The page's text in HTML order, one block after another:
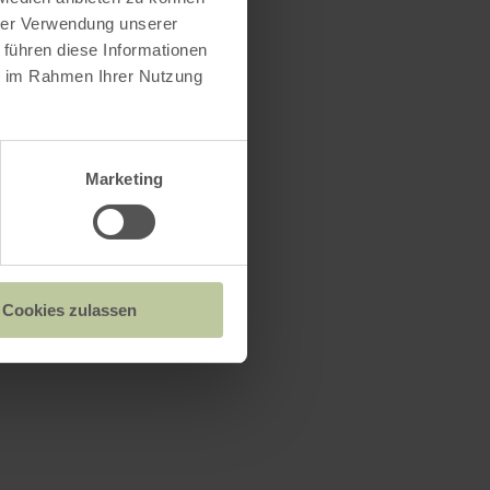
Verwendung unserer
diese Informationen
Rahmen Ihrer Nutzung
Marketing
Cookies zulassen